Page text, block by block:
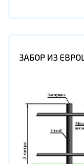
ЗАБОР ИЗ